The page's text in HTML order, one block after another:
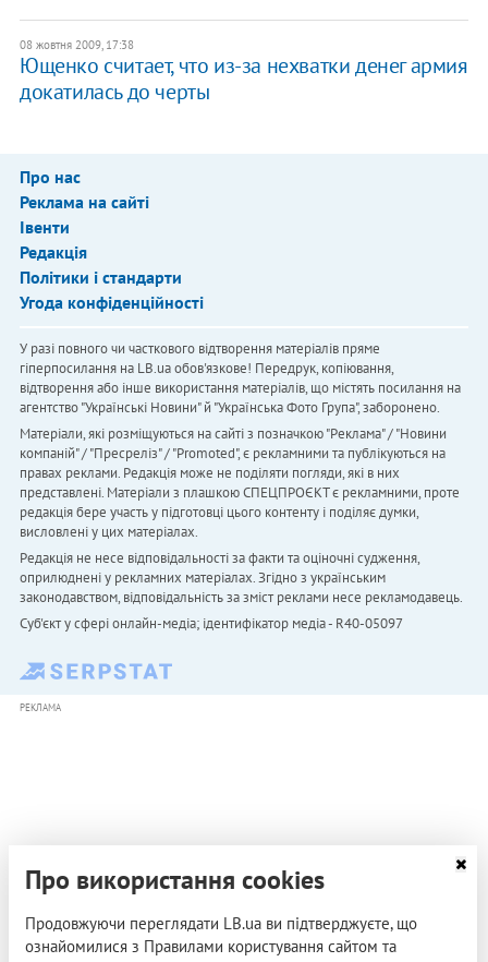
08 жовтня 2009, 17:38
Ющенко считает, что из-за нехватки денег армия
докатилась до черты
Про нас
Реклама на сайті
Івенти
Редакція
Політики і стандарти
Угода конфіденційності
У разі повного чи часткового відтворення матеріалів пряме
гіперпосилання на LB.ua обов'язкове! Передрук, копіювання,
відтворення або інше використання матеріалів, що містять посилання на
агентство "Українськi Новини" й "Українська Фото Група", заборонено.
Матеріали, які розміщуються на сайті з позначкою "Реклама" / "Новини
компаній" / "Пресреліз" / "Promoted", є рекламними та публікуються на
правах реклами. Редакція може не поділяти погляди, які в них
представлені. Матеріали з плашкою СПЕЦПРОЄКТ є рекламними, проте
редакція бере участь у підготовці цього контенту і поділяє думки,
висловлені у цих матеріалах.
Редакція не несе відповідальності за факти та оціночні судження,
оприлюднені у рекламних матеріалах. Згідно з українським
законодавством, відповідальність за зміст реклами несе рекламодавець.
Cуб'єкт у сфері онлайн-медіа; ідентифікатор медіа - R40-05097
РЕКЛАМА
Про використання cookies
Продовжуючи переглядати LB.ua ви підтверджуєте, що
ознайомилися з Правилами користування сайтом та